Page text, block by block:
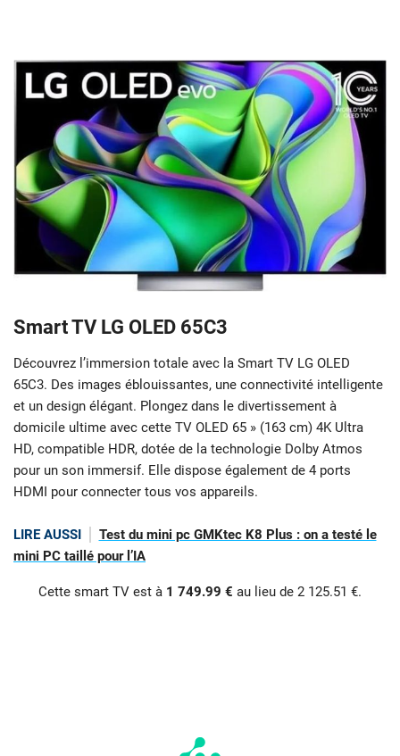
Smart TV LG OLED 65C3
Découvrez l’immersion totale avec la Smart TV LG OLED
65C3. Des images éblouissantes, une connectivité intelligente
et un design élégant. Plongez dans le divertissement à
domicile ultime avec cette TV OLED 65 » (163 cm) 4K Ultra
HD, compatible HDR, dotée de la technologie Dolby Atmos
pour un son immersif. Elle dispose également de 4 ports
HDMI pour connecter tous vos appareils.
LIRE AUSSI
Test du mini pc GMKtec K8 Plus : on a testé le
mini PC taillé pour l’IA
Cette smart TV est à 1 749.99 € au lieu de 2 125.51 €.